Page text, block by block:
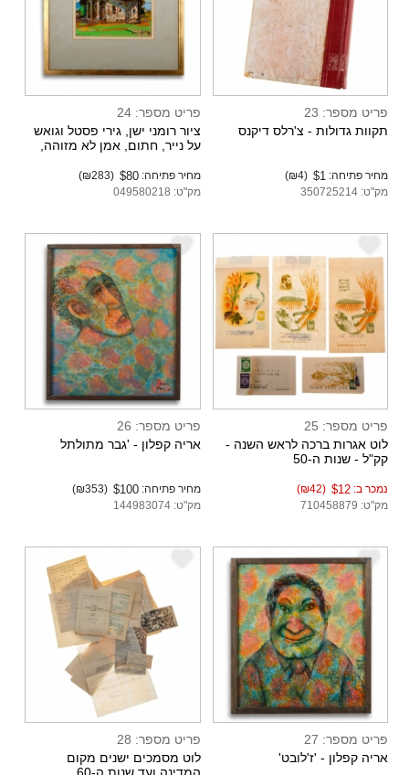
פריט מספר: 23
תקוות גדולות - צ'רלס דיקנס
מחיר פתיחה: $1
(₪4)
מק"ט: 350725214
פריט מספר: 24
ציור רומני ישן, גירי פסטל וגואש
על נייר, חתום, אמן לא מזוהה,
מחיר פתיחה:$80
(₪283)
מק"ט: 049580218
פריט מספר: 25
לוט אגרות ברכה לראש השנה -
קק"ל - שנות ה-50
נמכר ב: $12
(₪42)
מק"ט: 710458879
e
פריט מספר: 26
אריה קפלון - 'גבר מתולתל
מחיר פתיחה:$100
(₪353)
מק"ט: 144983074
e
פריט מספר: 27
אריה קפלון - 'ז'לובט'
פריט מספר: 28
לוט מסמכים ישנים מקום
המדינה ועד שנות ה-60